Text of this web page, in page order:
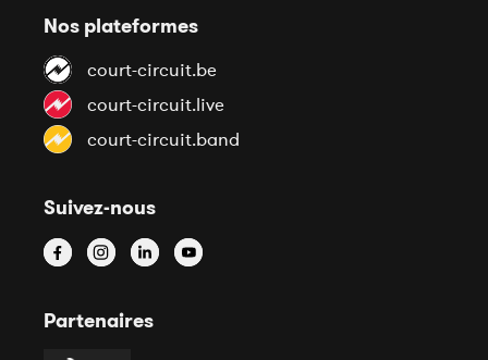
Nos plateformes
court-circuit.be
court-circuit.live
court-circuit.band
Suivez-nous
Partenaires